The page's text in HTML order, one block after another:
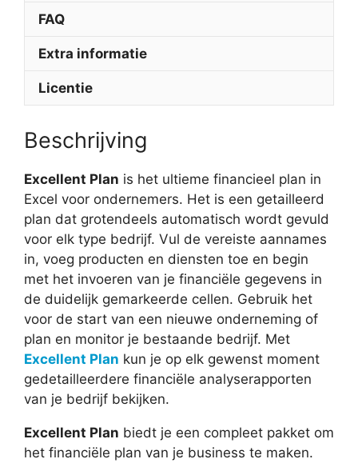
FAQ
Extra informatie
Licentie
Beschrijving
Excellent Plan is het ultieme financieel plan in
Excel voor ondernemers. Het is een getailleerd
plan dat grotendeels automatisch wordt gevuld
voor elk type bedrijf. Vul de vereiste aannames
in, voeg producten en diensten toe en begin
met het invoeren van je financiële gegevens in
de duidelijk gemarkeerde cellen. Gebruik het
voor de start van een nieuwe onderneming of
plan en monitor je bestaande bedrijf. Met
Excellent Plan kun je op elk gewenst moment
gedetailleerdere financiële analyserapporten
van je bedrijf bekijken.
Excellent Plan biedt je een compleet pakket om
het financiële plan van je business te maken.